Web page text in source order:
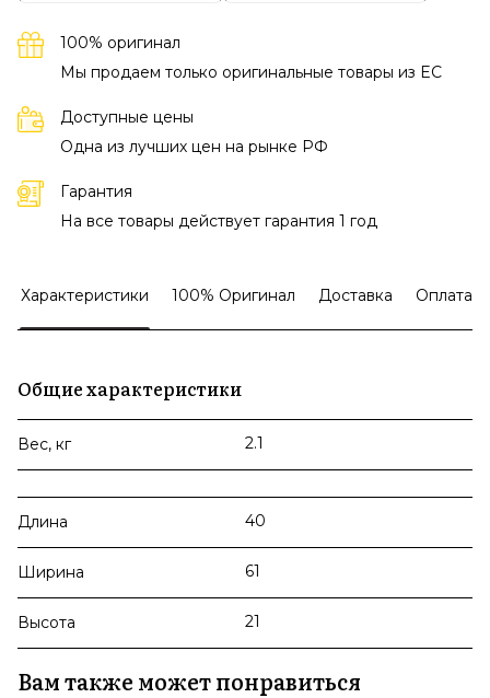
100% оригинал
Мы продаем только оригинальные товары из EC
Доступные цены
Одна из лучших цен на рынке РФ
Гарантия
На все товары действует гарантия 1 год
Характеристики 100% Оригинал Доставка Оплата
Общие характеристики
Вес, кг 2.1
Длина 40
Ширина 61
Высота 21
Вам также может понравиться